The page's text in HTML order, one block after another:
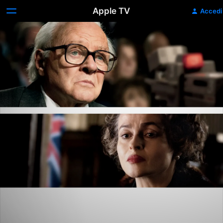
Apple TV Accedi